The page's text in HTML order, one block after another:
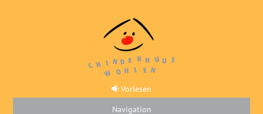
Vorlesen